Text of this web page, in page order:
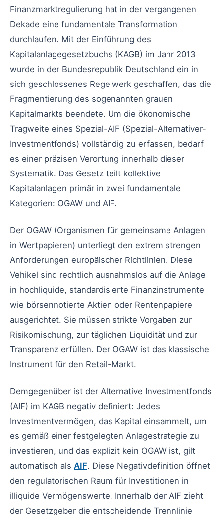
Finanzmarktregulierung hat in der vergangenen
Dekade eine fundamentale Transformation
durchlaufen. Mit der Einführung des
Kapitalanlagegesetzbuchs (KAGB) im Jahr 2013
wurde in der Bundesrepublik Deutschland ein in
sich geschlossenes Regelwerk geschaffen, das die
Fragmentierung des sogenannten grauen
Kapitalmarkts beendete. Um die ökonomische
Tragweite eines Spezial-AIF (Spezial-Alternativer-
Investmentfonds) vollständig zu erfassen, bedarf
es einer präzisen Verortung innerhalb dieser
Systematik. Das Gesetz teilt kollektive
Kapitalanlagen primär in zwei fundamentale
Kategorien: OGAW und AIF.
Der OGAW (Organismen für gemeinsame Anlagen
in Wertpapieren) unterliegt den extrem strengen
Anforderungen europäischer Richtlinien. Diese
Vehikel sind rechtlich ausnahmslos auf die Anlage
in hochliquide, standardisierte Finanzinstrumente
wie börsennotierte Aktien oder Rentenpapiere
ausgerichtet. Sie müssen strikte Vorgaben zur
Risikomischung, zur täglichen Liquidität und zur
Transparenz erfüllen. Der OGAW ist das klassische
Instrument für den Retail-Markt.
Demgegenüber ist der Alternative Investmentfonds
(AIF) im KAGB negativ definiert: Jedes
Investmentvermögen, das Kapital einsammelt, um
es gemäß einer festgelegten Anlagestrategie zu
investieren, und das explizit kein OGAW ist, gilt
automatisch als AIF. Diese Negativdefinition öffnet
den regulatorischen Raum für Investitionen in
illiquide Vermögenswerte. Innerhalb der AIF zieht
der Gesetzgeber die entscheidende Trennlinie